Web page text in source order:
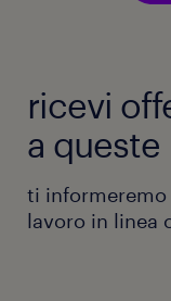
ricevi
a queste
ti informeremo
lavoro in linea